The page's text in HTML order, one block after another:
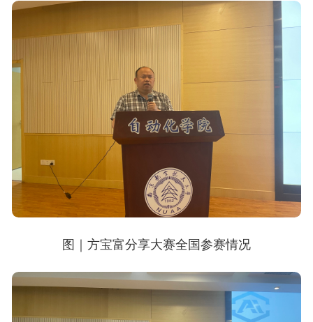
图｜ 方宝富分享大赛全国参赛情况